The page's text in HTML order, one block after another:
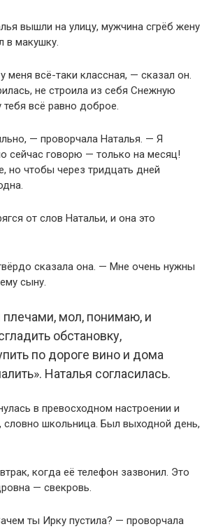
вышли на улицу, мужчина сгрёб жену
в макушку.
меня всё-таки классная, — сказал он.
не строила из себя Снежную
тебя всё равно доброе.
— проворчала Наталья. — Я
сейчас говорю — только на месяц!
но чтобы через тридцать дней
от слов Натальи, и она это
сказала она. — Мне очень нужны
сыну.
плечами, мол, понимаю, и
обстановку,
по дороге вино и дома
Наталья согласилась.
в превосходном настроении и
словно школьница. Был выходной день,
когда её телефон зазвонил. Это
— свекровь.
ты Ирку пустила? — проворчала